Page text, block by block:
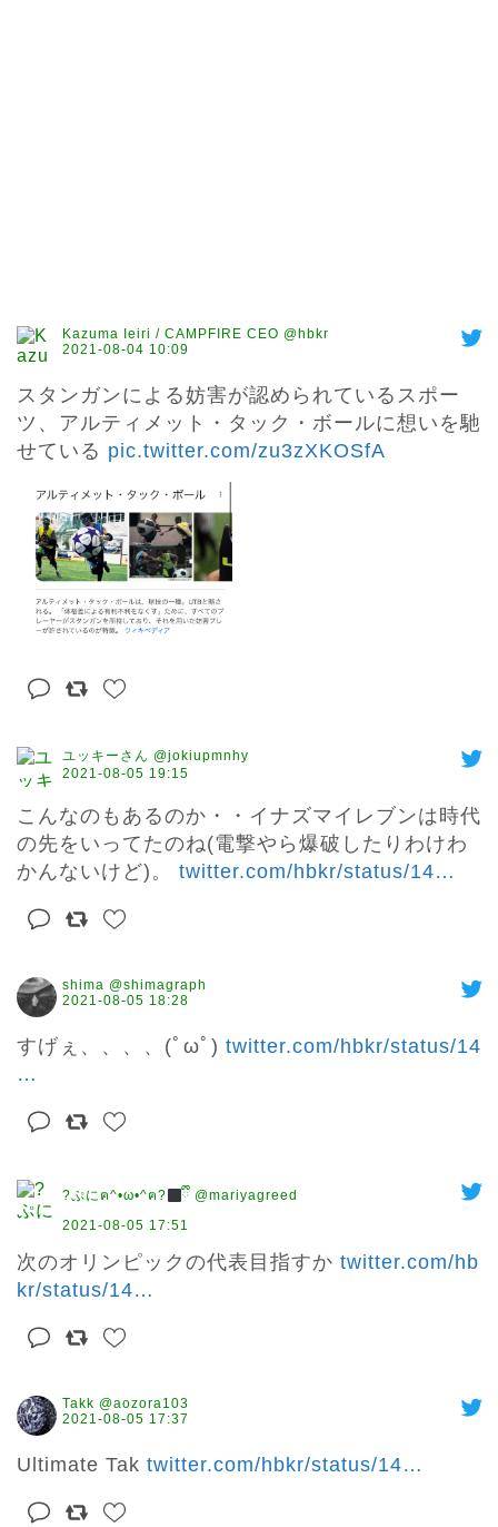
Kazuma Ieiri / CAMPFIRE CEO @hbkr
2021-08-04 10:09
スタンガンによる妨害が認められているスポー
ツ、アルティメット・タック・ボールに想いを馳
せている pic.twitter.com/zu3zXKOSfA
ユッキーさん @jokiupmnhy
2021-08-05 19:15
こんなのもあるのか・・イナズマイレブンは時代
の先をいってたのね(電撃やら爆破したりわけわ
かんないけど)。 twitter.com/hbkr/status/14…
shima @shimagraph
2021-08-05 18:28
すげぇ、、、、(ﾟωﾟ) twitter.com/hbkr/status/14
…
?ぷにฅ^•ω•^ฅ?‍
ྀི @mariyagreed
2021-08-05 17:51
次のオリンピックの代表目指すか twitter.com/hb
kr/status/14…
Takk @aozora103
2021-08-05 17:37
Ultimate Tak twitter.com/hbkr/status/14…